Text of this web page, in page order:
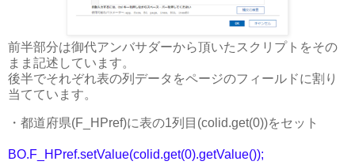
前半部分は御代アンバサダーから頂いたスクリプトをその
まま記述しています。
後半でそれぞれ表の列データをページのフィールドに割り
当てています。
・都道府県(F_HPref)に表の1列目(colid.get(0))をセット
BO.F_HPref.setValue(colid.get(0).getValue());